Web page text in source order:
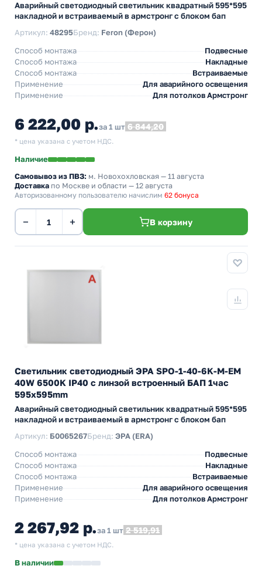
Аварийный светодиодный светильник квадратный 595*595
накладной и встраиваемый в армстронг с блоком бап
Артикул: 48295Бренд: Feron (Ферон)
Способ монтажа
Подвесные
Способ монтажа
Накладные
Способ монтажа
Встраиваемые
Применение
Для аварийного освещения
Применение
Для потолков Армстронг
6 222,00 р.за 1 шт 6 844,20
* цена указана с учетом НДС.
Наличие
Самовывоз из ПВЗ: м. Новохохловская — 11 августа
Доставка по Москве и области — 12 августа
Авторизованному пользователю начислим 62 бонуса
− + В корзину
Светильник светодиодный ЭРА SPO-1-40-6K-M-EM
40W 6500K IP40 с линзой встроенный БАП 1час
595x595mm
Аварийный светодиодный светильник квадратный 595*595
накладной и встраиваемый в армстронг с блоком бап
Артикул: Б0065267Бренд: ЭРА (ERA)
Способ монтажа
Подвесные
Способ монтажа
Накладные
Способ монтажа
Встраиваемые
Применение
Для аварийного освещения
Применение
Для потолков Армстронг
2 267,92 р.за 1 шт 2 519,91
* цена указана с учетом НДС.
В наличии